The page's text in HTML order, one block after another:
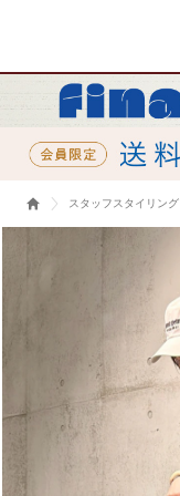
スタッフスタイリング